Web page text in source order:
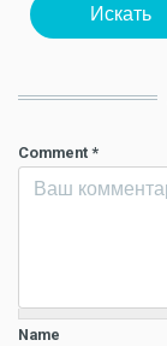
Искать
Comment *
Name